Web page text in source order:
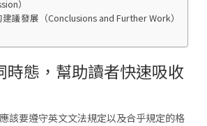
）
議發展（Conclusions and Further Work）
時態，幫助讀者快速吸收
該要遵守英文文法規定以及合乎規定的格